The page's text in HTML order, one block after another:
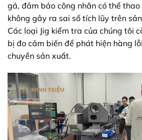
gá, đảm bảo công nhân có thể
không gây ra sai số tích lũy trên
Các loại Jig kiểm tra của chúng tôi
bị đo cảm biến để phát hiện hàng
chuyền sản xuất.